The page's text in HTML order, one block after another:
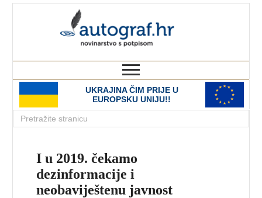
UKRAJINA ČIM PRIJE U
EUROPSKU UNIJU!!
I u 2019. čekamo
dezinformacije i
neobaviještenu javnost